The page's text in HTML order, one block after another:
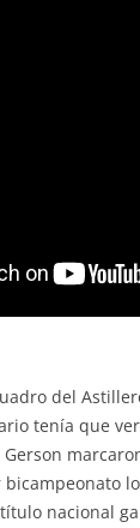
del
tenía que
nacional